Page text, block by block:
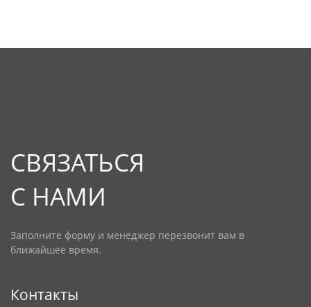
СВЯЗАТЬСЯ
С НАМИ
Заполните форму и менеджер перезвонит вам в
ближайшее время.
Контакты